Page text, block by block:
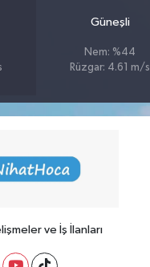
Güneşli
Nem: %44
Rüzgar: 4.61 m/s
ve İş İlanları